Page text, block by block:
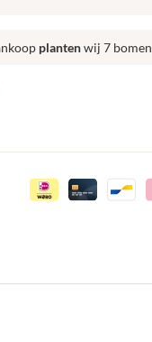
plantenwij 7 bomen